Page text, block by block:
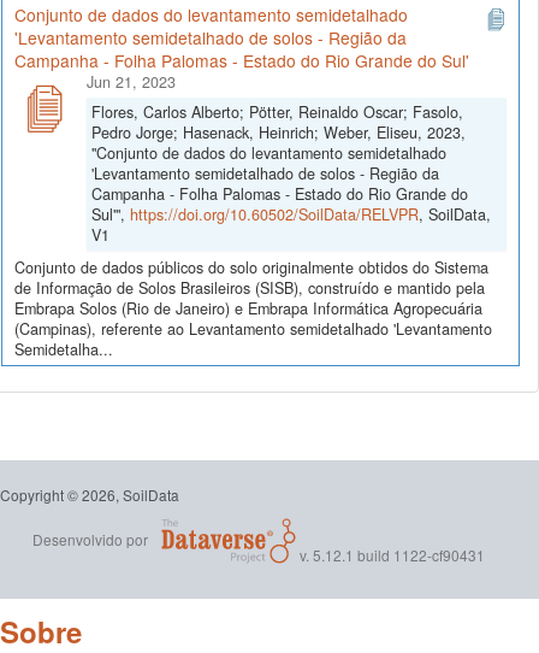
Conjunto de dados do levantamento semidetalhado
'Levantamento semidetalhado de solos - Região da
Campanha - Folha Palomas - Estado do Rio Grande do Sul'
Jun 21, 2023
Flores, Carlos Alberto; Pötter, Reinaldo Oscar; Fasolo,
Pedro Jorge; Hasenack, Heinrich; Weber, Eliseu, 2023,
"Conjunto de dados do levantamento semidetalhado
'Levantamento semidetalhado de solos - Região da
Campanha - Folha Palomas - Estado do Rio Grande do
Sul'", https://doi.org/10.60502/SoilData/RELVPR, SoilData,
V1
Conjunto de dados públicos do solo originalmente obtidos do Sistema
de Informação de Solos Brasileiros (SISB), construído e mantido pela
Embrapa Solos (Rio de Janeiro) e Embrapa Informática Agropecuária
(Campinas), referente ao Levantamento semidetalhado 'Levantamento
Semidetalha...
Copyright © 2026, SoilData
Desenvolvido por
v. 5.12.1 build 1122-cf90431
Sobre